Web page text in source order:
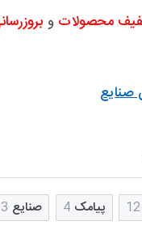
محصولات و
صنایع
12 پیامک 4 صنایع 3